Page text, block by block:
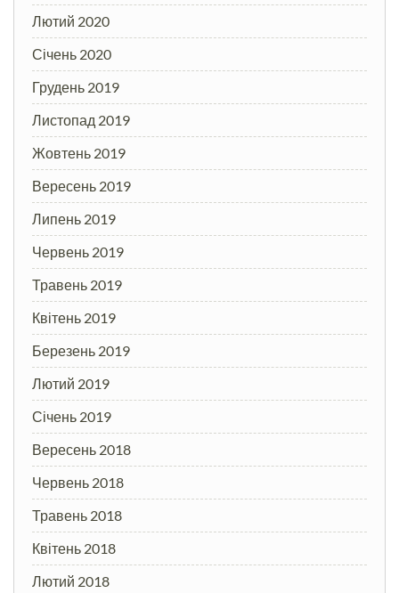
Лютий 2020
Січень 2020
Грудень 2019
Листопад 2019
Жовтень 2019
Вересень 2019
Липень 2019
Червень 2019
Травень 2019
Квітень 2019
Березень 2019
Лютий 2019
Січень 2019
Вересень 2018
Червень 2018
Травень 2018
Квітень 2018
Лютий 2018